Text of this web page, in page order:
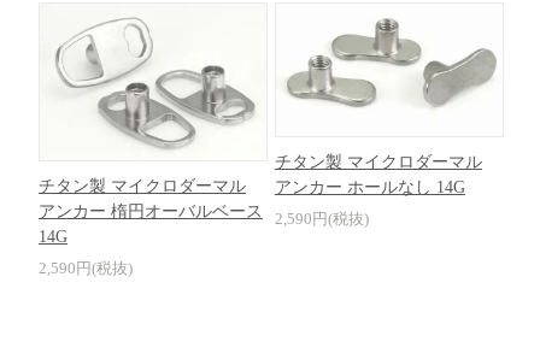
チタン製 マイクロダーマル
アンカー 楕円オーバルベース
14G
2,590円(税抜)
チタン製 マイクロダーマル
アンカー ホールなし 14G
2,590円(税抜)